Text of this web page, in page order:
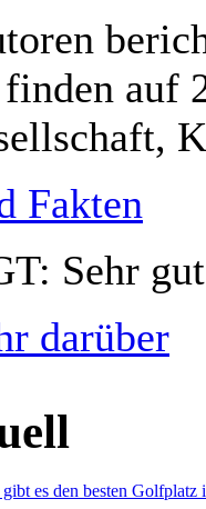
auf
Fakten
Sehr
darüber
es den besten